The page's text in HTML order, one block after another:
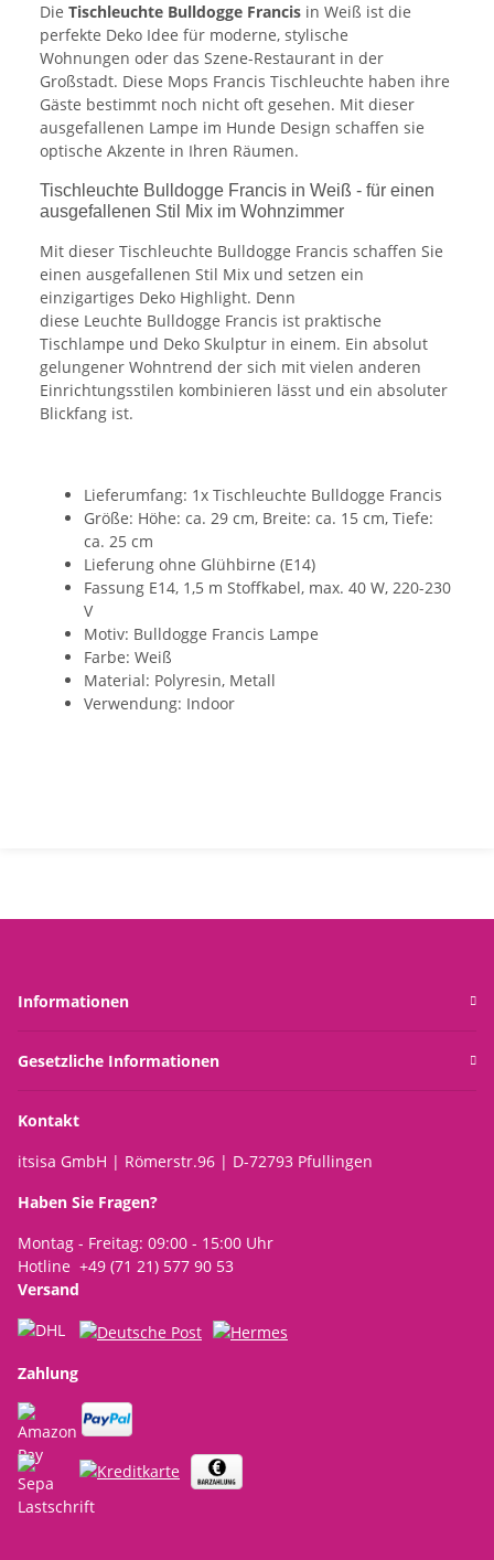
Die Tischleuchte Bulldogge Francis in Weiß ist die
perfekte Deko Idee für moderne, stylische
Wohnungen oder das Szene-Restaurant in der
Großstadt. Diese Mops Francis Tischleuchte haben ihre
Gäste bestimmt noch nicht oft gesehen. Mit dieser
ausgefallenen Lampe im Hunde Design schaffen sie
optische Akzente in Ihren Räumen.
Tischleuchte Bulldogge Francis in Weiß - für einen
ausgefallenen Stil Mix im Wohnzimmer
Mit dieser Tischleuchte Bulldogge Francis schaffen Sie
einen ausgefallenen Stil Mix und setzen ein
einzigartiges Deko Highlight. Denn
diese Leuchte Bulldogge Francis ist praktische
Tischlampe und Deko Skulptur in einem. Ein absolut
gelungener Wohntrend der sich mit vielen anderen
Einrichtungsstilen kombinieren lässt und ein absoluter
Blickfang ist.
Lieferumfang: 1x Tischleuchte Bulldogge Francis
Größe: Höhe: ca. 29 cm, Breite: ca. 15 cm, Tiefe:
ca. 25 cm
Lieferung ohne Glühbirne (E14)
Fassung E14, 1,5 m Stoffkabel, max. 40 W, 220-230
V
Motiv: Bulldogge Francis Lampe
Farbe: Weiß
Material: Polyresin, Metall
Verwendung: Indoor
Informationen
Gesetzliche Informationen
Kontakt
itsisa GmbH | Römerstr.96 | D-72793 Pfullingen
Haben Sie Fragen?
Montag - Freitag: 09:00 - 15:00 Uhr
Hotline +49 (71 21) 577 90 53
Versand
Zahlung